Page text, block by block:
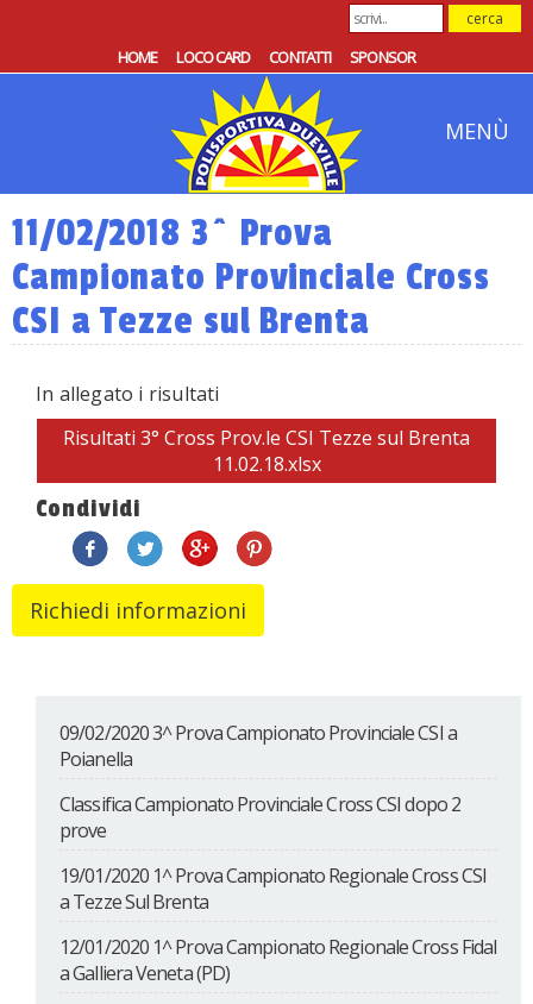
HOME LOCO CARD CONTATTI SPONSOR
MENÙ
11/02/2018 3^ Prova
Campionato Provinciale Cross
CSI a Tezze sul Brenta
In allegato i risultati
Risultati 3° Cross Prov.le CSI Tezze sul Brenta
11.02.18.xlsx
Condividi
09/02/2020 3^ Prova Campionato Provinciale CSI a
Poianella
Classifica Campionato Provinciale Cross CSI dopo 2
prove
19/01/2020 1^ Prova Campionato Regionale Cross CSI
a Tezze Sul Brenta
12/01/2020 1^ Prova Campionato Regionale Cross Fidal
a Galliera Veneta (PD)